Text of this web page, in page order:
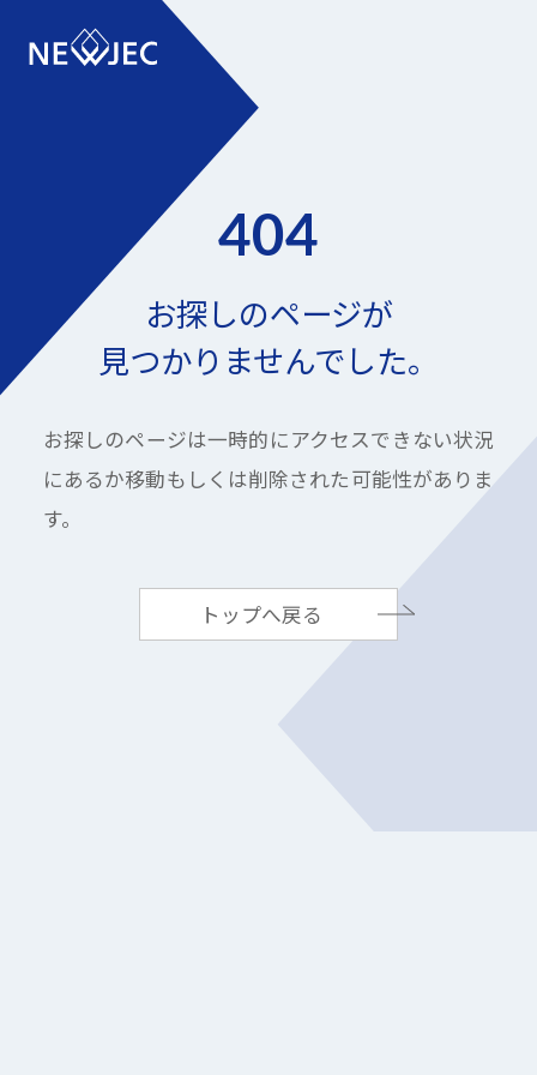
404
お探しのページが
見つかりませんでした。
お探しのページは一時的にアクセスできない状況
にあるか移動もしくは削除された可能性がありま
す。
トップへ戻る